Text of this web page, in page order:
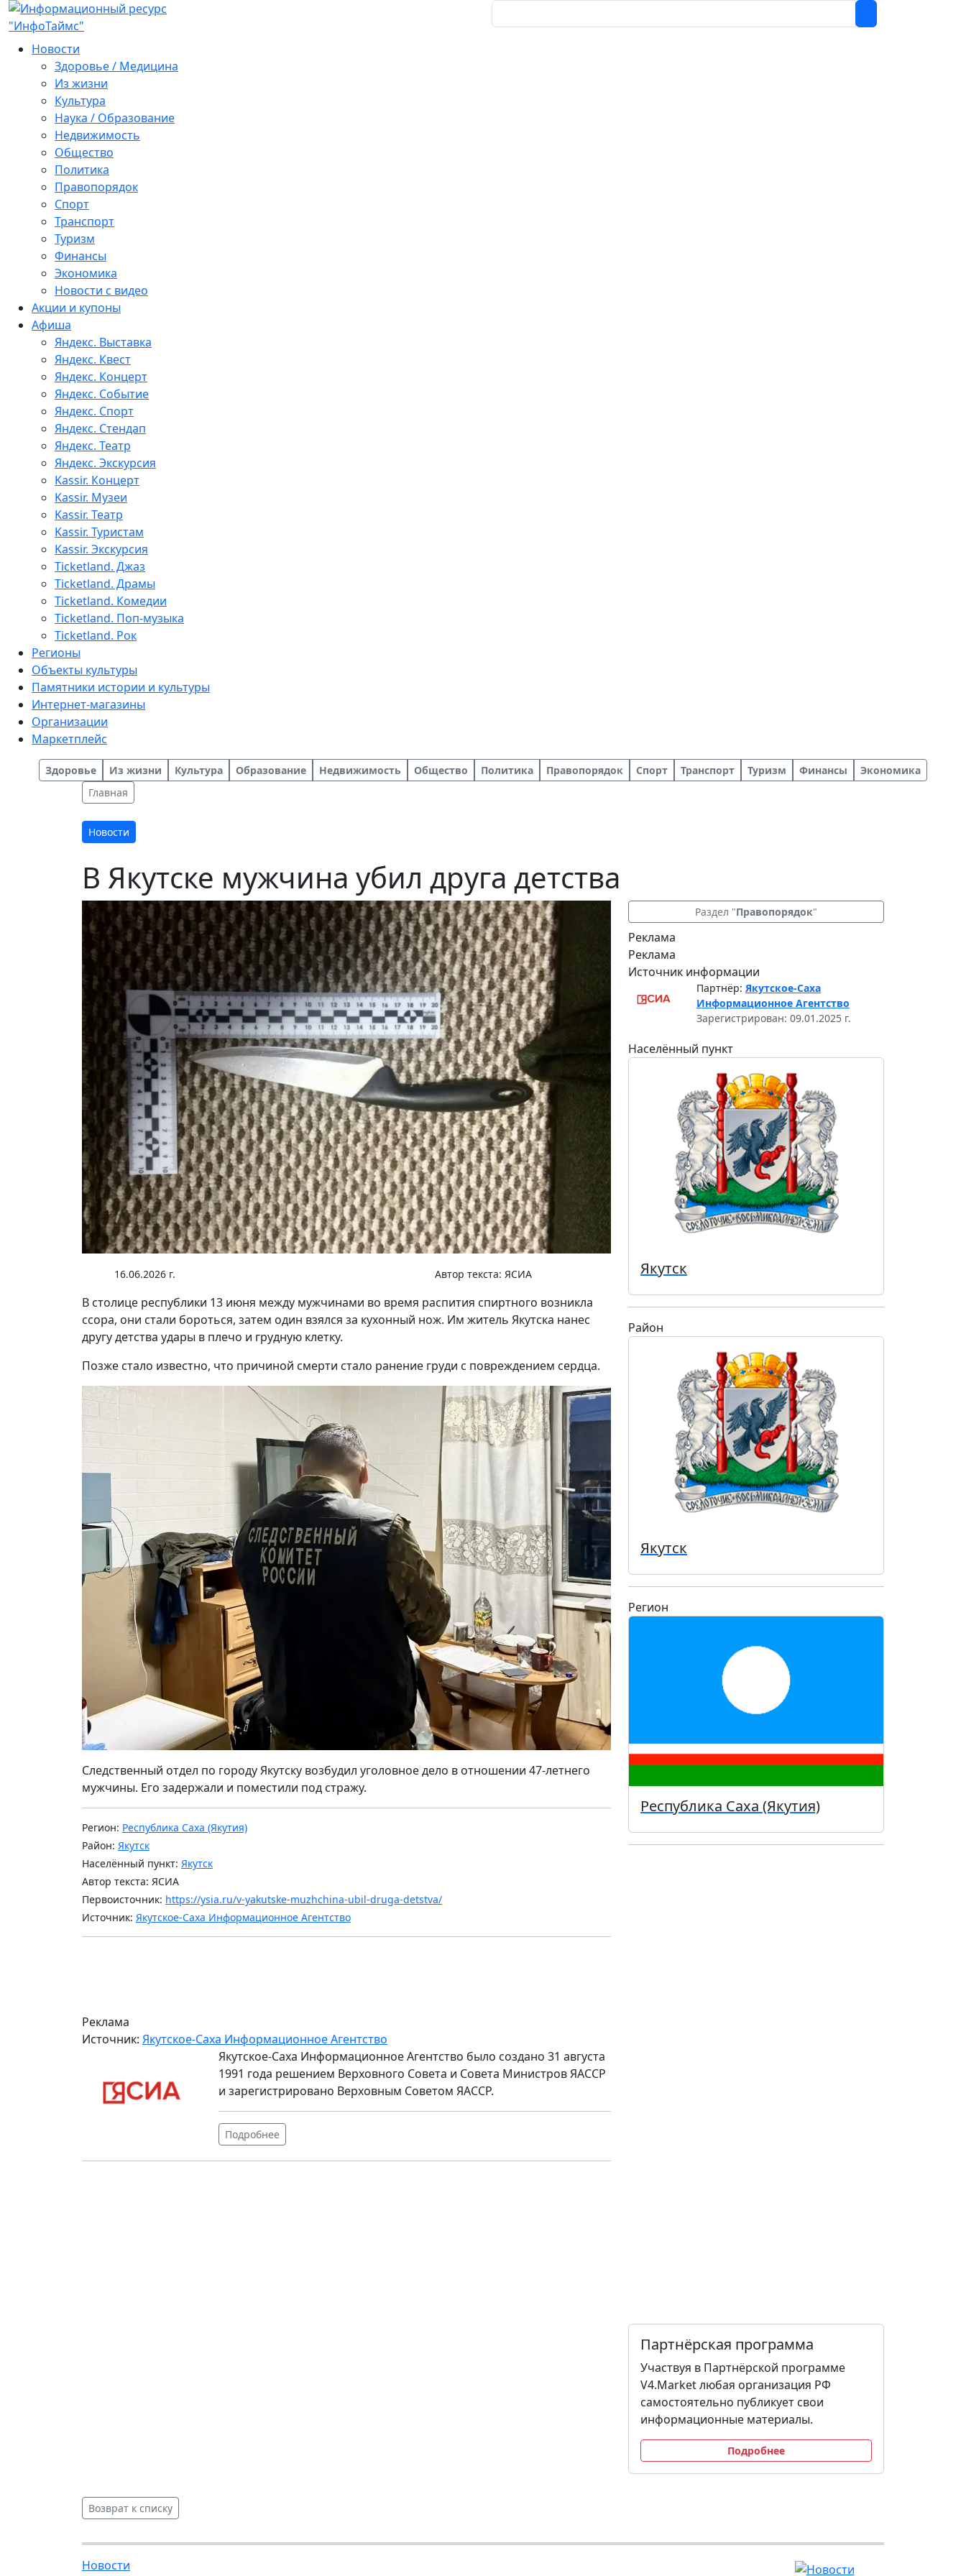
Новости
Здоровье / Медицина
Из жизни
Культура
Наука / Образование
Недвижимость
Общество
Политика
Правопорядок
Спорт
Транспорт
Туризм
Финансы
Экономика
Новости с видео
Акции и купоны
Афиша
Яндекс. Выставка
Яндекс. Квест
Яндекс. Концерт
Яндекс. Событие
Яндекс. Спорт
Яндекс. Стендап
Яндекс. Театр
Яндекс. Экскурсия
Kassir. Концерт
Kassir. Музеи
Kassir. Театр
Kassir. Туристам
Kassir. Экскурсия
Ticketland. Джаз
Ticketland. Драмы
Ticketland. Комедии
Ticketland. Поп-музыка
Ticketland. Рок
Регионы
Объекты культуры
Памятники истории и культуры
Интернет-магазины
Организации
Маркетплейс
Здоровье Из жизни Культура Образование Недвижимость Общество Политика Правопорядок Спорт Транспорт Туризм Финансы
Экономика
Главная
Новости
В Якутске мужчина убил друга детства
16.06.2026 г. Автор текста: ЯСИА
В столице республики 13 июня между мужчинами во время распития спиртного возникла
ссора, они стали бороться, затем один взялся за кухонный нож. Им житель Якутска нанес
другу детства удары в плечо и грудную клетку.
Позже стало известно, что причиной смерти стало ранение груди с повреждением сердца.
Следственный отдел по городу Якутску возбудил уголовное дело в отношении 47-летнего
мужчины. Его задержали и поместили под стражу.
Регион: Республика Саха (Якутия)
Район: Якутск
Населённый пункт: Якутск
Автор текста: ЯСИА
Первоисточник: https://ysia.ru/v-yakutske-muzhchina-ubil-druga-detstva/
Источник: Якутское-Саха Информационное Агентство
Реклама
Источник: Якутское-Саха Информационное Агентство
Якутское-Саха Информационное Агентство было создано 31 августа
1991 года решением Верховного Совета и Совета Министров ЯАССР
и зарегистрировано Верховным Советом ЯАССР.
Подробнее
Раздел "Правопорядок"
Реклама
Реклама
Источник информации
Партнёр: Якутское-Саха
Информационное Агентство
Зарегистрирован: 09.01.2025 г.
Населённый пункт
Якутск
Район
Якутск
Регион
Республика Саха (Якутия)
Партнёрская программа
Участвуя в Партнёрской программе
V4.Market любая организация РФ
самостоятельно публикует свои
информационные материалы.
Подробнее
Возврат к списку
Новости